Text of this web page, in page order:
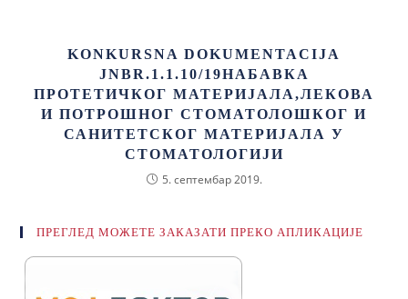
KONKURSNA DOKUMENTACIJA
JNBR.1.1.10/19НАБАВКА
ПРОТЕТИЧКОГ МАТЕРИЈАЛА,ЛЕКОВА
И ПОТРОШНОГ СТОМАТОЛОШКОГ И
САНИТЕТСКОГ МАТЕРИЈАЛА У
СТОМАТОЛОГИЈИ
5. септембар 2019.
ПРЕГЛЕД МОЖЕТЕ ЗАКАЗАТИ ПРЕКО АПЛИКАЦИЈЕ